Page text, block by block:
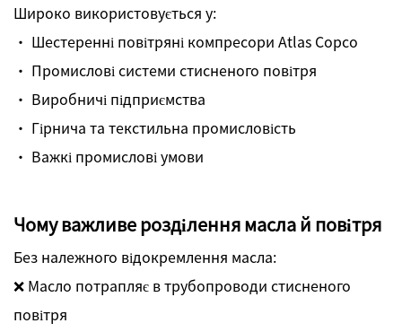
Широко використовується у:
· Шестеренні повітряні компресори Atlas Copco
· Промислові системи стисненого повітря
· Виробничі підприємства
· Гірнича та текстильна промисловість
· Важкі промислові умови
Чому важливе розділення масла й повітря
Без належного відокремлення масла:
❌ Масло потрапляє в трубопроводи стисненого
повітря